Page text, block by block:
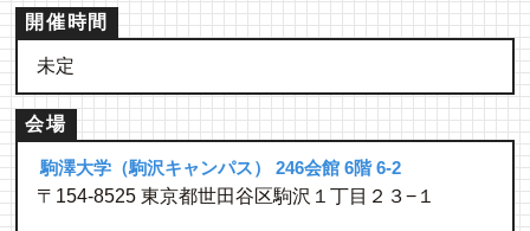
開催時間
未定
会場
駒澤大学（駒沢キャンパス） 246会館 6階 6-2
〒154-8525 東京都世田谷区駒沢１丁目２３−１